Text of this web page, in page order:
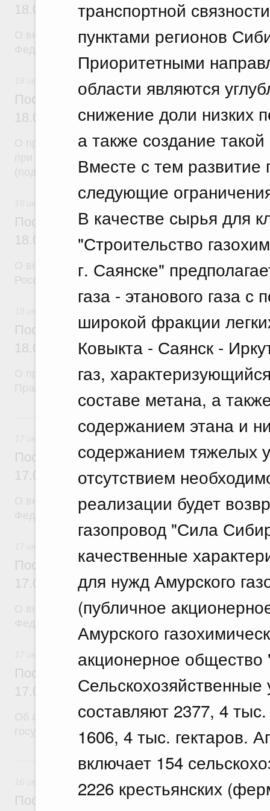
транспортной
пунктами регионов
Приоритетными
области являются
снижение доли низких
а также создание
Вместе с тем развитие
следующие
В качестве сырья для
"Строительство
г. Саянске"
газа - этанового газа
широкой фракции
Ковыкта - Саянск -
газ,
составе метана, а
содержанием этана и
содержанием тяжелых
отсутствием
реализации будет
газопровод "Сила
качественные
для нужд Амурского
(публичное
Амурского
акционерное
Сельскохозяйственные
составляют 2377, 4
1606, 4 тыс. гектаров.
включает 154
2226 крестьянских
18.07.2026 г. № 907
О внесении изменения в постановление
Федерации от 3 декабря 2004 г. № 738
Постановление Правительства
18.07.2026 г. № 914
О проведении эксперимента по использованию
(поддержки) и иных льгот
Постановление Правительства
18.07.2026 г. № 913
О внесении изменений в некоторые акты
Российской Федерации
Постановление Правительства
18.07.2026 г. № 912
О признании утратившими силу некоторых актов
Постановление Правительства
17.07.2026 г. № 903
О внесении изменений в постановление
Федерации от 5 сентября 2025 г. № 1380
Постановление Правительства
17.07.2026 г. № 902
О внесении изменений в постановление
Постановление Правительства
17.07.2026 г. № 901
Об авансировании
государственного контракта
16 июля, четверг
Постановление Правительства